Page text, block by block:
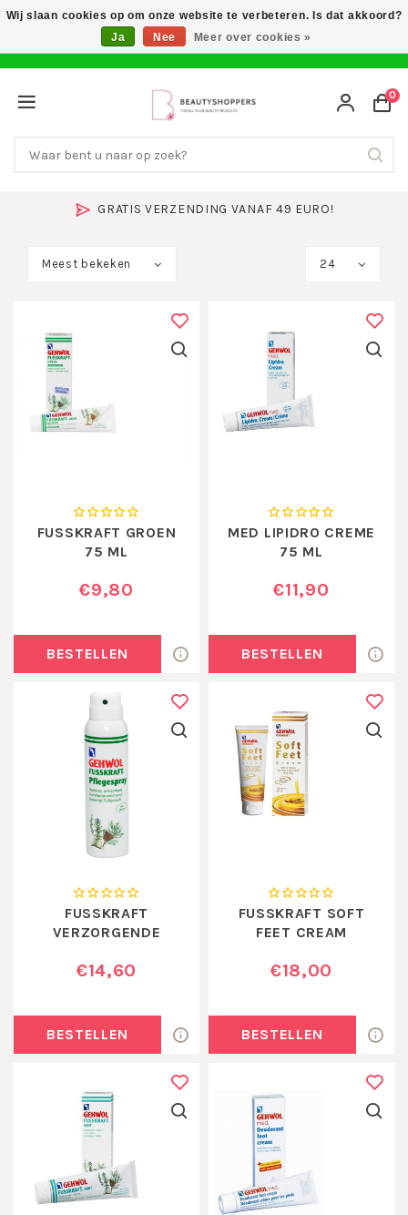
SNEL IN HUIS & 14 DAGEN BEDENKTIJD
0
Meest bekeken 24
FUSSKRAFT GROEN
75 ML
€9,80
BESTELLEN
MED LIPIDRO CREME
75 ML
€11,90
BESTELLEN
FUSSKRAFT
VERZORGENDE
€14,60
BESTELLEN
FUSSKRAFT SOFT
FEET CREAM
€18,00
BESTELLEN
Wij slaan cookies op om onze website te verbeteren. Is dat akkoord?
Ja
Nee Meer over cookies »